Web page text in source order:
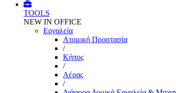
TOOLS
NEW IN OFFICE
Εργαλεία
Aτομική Προστασία
/
Kήπος
/
Αέρας
/